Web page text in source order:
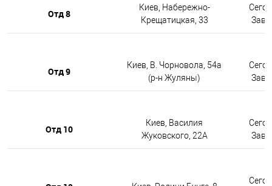
Отд 8
Киев, Набережно-
Крещатицкая, 33
Отд 9
Киев, В. Чорновола, 54а
(р-н Жуляны)
Отд 10
Киев, Василия
Жуковского, 22А